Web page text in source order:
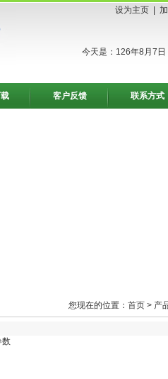
设为主页
今天是：126年8月7日
客户反馈 联系方式
您现在的位置： 首页 > 产
数